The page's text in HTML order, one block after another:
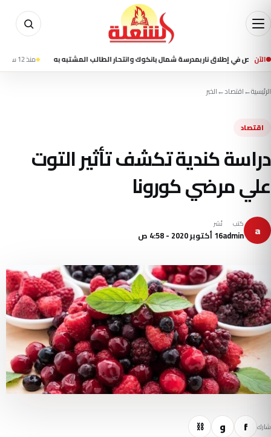
الآن منذ 12 ساعة مقتل شخصين وإصابة 13 في
الرئيسية←اقتصاد←الخبر
اقتصاد
دراسة كندية تكشف تأثير التوت
علي مرضي كورونا
a كتب
admin
نُشر
16 أكتوبر 2020 - 4:58 ص
شارك f و ⛓